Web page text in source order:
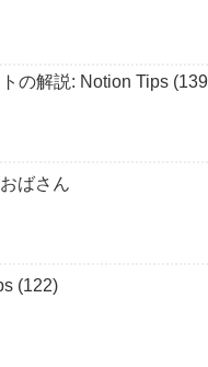
の解説: Notion Tips
ばさん
(122)